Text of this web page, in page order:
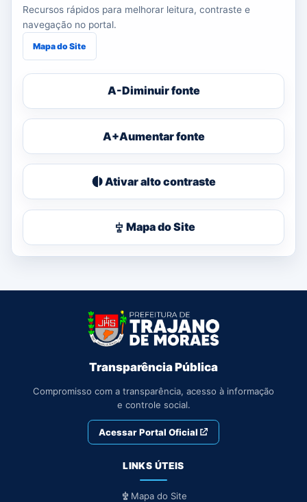
Recursos rápidos para melhorar leitura, contraste e
navegação no portal.
Mapa do Site
A-Diminuir fonte
A+Aumentar fonte
Ativar alto contraste
Mapa do Site
Transparência Pública
Compromisso com a transparência, acesso à informação
e controle social.
Acessar Portal Oficial
LINKS ÚTEIS
Mapa do Site